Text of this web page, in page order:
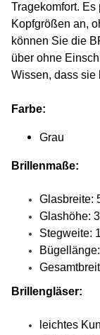
Tragekomfort.
Kopfgrößen an,
können Sie die
über ohne
Wissen, dass sie
Farbe:
Grau
Brillenmaße:
Glasbreite:
Glashöhe:
Stegweite:
Brillengläser:
leichtes